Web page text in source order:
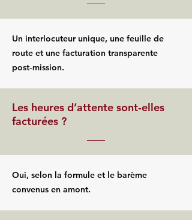
Un interlocuteur unique, une feuille de
route et une facturation transparente
post‑mission.
Les heures d’attente sont-elles
facturées ?
Oui, selon la formule et le barème
convenus en amont.